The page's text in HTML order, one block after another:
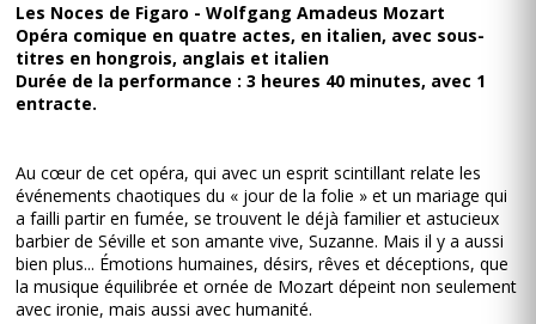
Les Noces de Figaro - Wolfgang Amadeus Mozart
Opéra comique en quatre actes, en italien, avec sous-
titres en hongrois, anglais et italien
Durée de la performance : 3 heures 40 minutes, avec 1
entracte.
Au cœur de cet opéra, qui avec un esprit scintillant relate les
événements chaotiques du « jour de la folie » et un mariage qui
a failli partir en fumée, se trouvent le déjà familier et astucieux
barbier de Séville et son amante vive, Suzanne. Mais il y a aussi
bien plus... Émotions humaines, désirs, rêves et déceptions, que
la musique équilibrée et ornée de Mozart dépeint non seulement
avec ironie, mais aussi avec humanité.